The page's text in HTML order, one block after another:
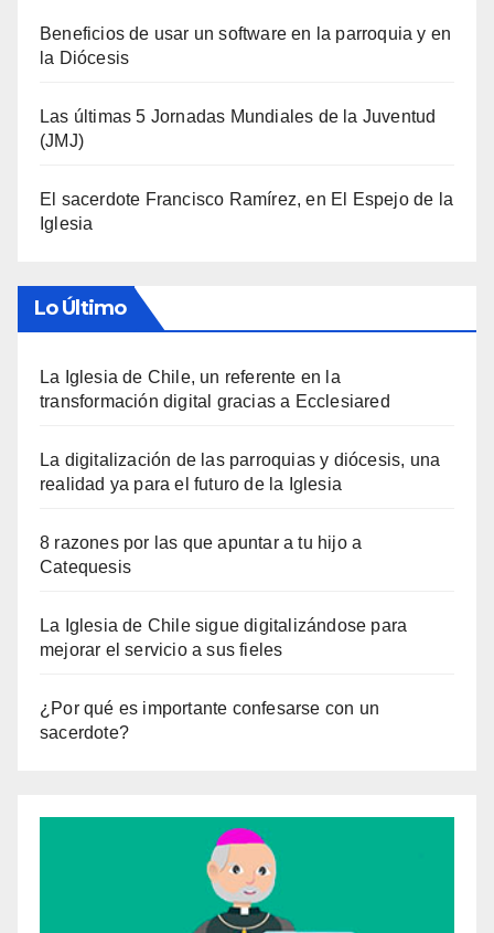
Beneficios de usar un software en la parroquia y en
la Diócesis
Las últimas 5 Jornadas Mundiales de la Juventud
(JMJ)
El sacerdote Francisco Ramírez, en El Espejo de la
Iglesia
Lo Último
La Iglesia de Chile, un referente en la
transformación digital gracias a Ecclesiared
La digitalización de las parroquias y diócesis, una
realidad ya para el futuro de la Iglesia
8 razones por las que apuntar a tu hijo a
Catequesis
La Iglesia de Chile sigue digitalizándose para
mejorar el servicio a sus fieles
¿Por qué es importante confesarse con un
sacerdote?